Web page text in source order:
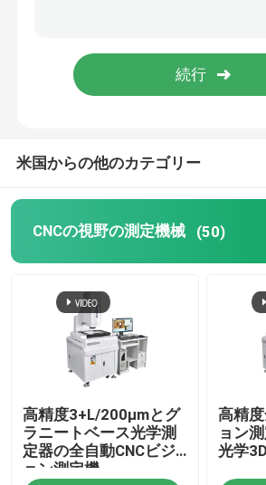
光学プロファイル プロジェクター
手動等位の測定機械
平坦の測定機械
米国からの他のカテゴリー
CNCの視野の測定機械 (50)
高精度3+L/200μmとグ
ラニートベース光学測
定器の全自動CNCビジ
ョン測定機
高精
ョン
光学